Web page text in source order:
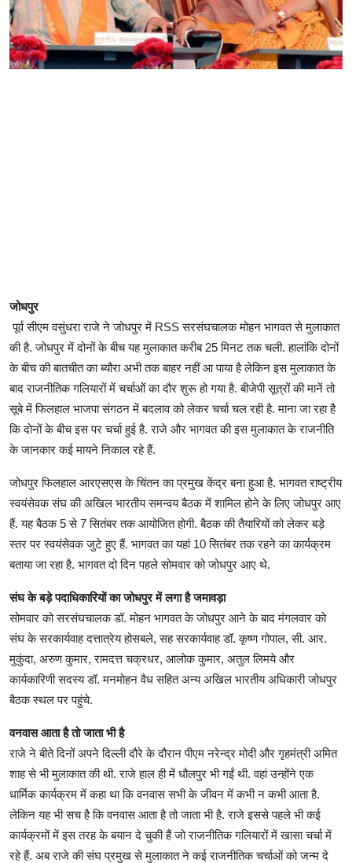
जोधपुर
पूर्व सीएम वसुंधरा राजे ने जोधपुर में RSS सरसंघचालक मोहन भागवत से मुलाकात
की है. जोधपुर में दोनों के बीच यह मुलाकात करीब 25 मिनट तक चली. हालांकि दोनों
के बीच की बातचीत का ब्यौरा अभी तक बाहर नहीं आ पाया है लेकिन इस मुलाकात के
बाद राजनीतिक गलियारों में चर्चाओं का दौर शुरू हो गया है. बीजेपी सूत्रों की मानें तो
सूबे में फिलहाल भाजपा संगठन में बदलाव को लेकर चर्चा चल रही है. माना जा रहा है
कि दोनों के बीच इस पर चर्चा हुई है. राजे और भागवत की इस मुलाकात के राजनीति
के जानकार कई मायने निकाल रहे हैं.
जोधपुर फिलहाल आरएसएस के चिंतन का प्रमुख केंद्र बना हुआ है. भागवत राष्ट्रीय
स्वयंसेवक संघ की अखिल भारतीय समन्वय बैठक में शामिल होने के लिए जोधपुर आए
हैं. यह बैठक 5 से 7 सितंबर तक आयोजित होगी. बैठक की तैयारियों को लेकर बड़े
स्तर पर स्वयंसेवक जुटे हुए हैं. भागवत का यहां 10 सितंबर तक रहने का कार्यक्रम
बताया जा रहा है. भागवत दो दिन पहले सोमवार को जोधपुर आए थे.
संघ के बड़े पदाधिकारियों का जोधपुर में लगा है जमावड़ा
सोमवार को सरसंघचालक डॉ. मोहन भागवत के जोधपुर आने के बाद मंगलवार को
संघ के सरकार्यवाह दत्तात्रेय होसबले, सह सरकार्यवाह डॉ. कृष्ण गोपाल, सी. आर.
मुकुंदा, अरुण कुमार, रामदत्त चक्रधर, आलोक कुमार, अतुल लिमये और
कार्यकारिणी सदस्य डॉ. मनमोहन वैध सहित अन्य अखिल भारतीय अधिकारी जोधपुर
बैठक स्थल पर पहुंचे.
वनवास आता है तो जाता भी है
राजे ने बीते दिनों अपने दिल्ली दौरे के दौरान पीएम नरेन्द्र मोदी और गृहमंत्री अमित
शाह से भी मुलाकात की थी. राजे हाल ही में धौलपुर भी गईं थी. वहां उन्होंने एक
धार्मिक कार्यक्रम में कहा था कि वनवास सभी के जीवन में कभी न कभी आता है.
लेकिन यह भी सच है कि वनवास आता है तो जाता भी है. राजे इससे पहले भी कई
कार्यक्रमों में इस तरह के बयान दे चुकी हैं जो राजनीतिक गलियारों में खासा चर्चा में
रहे हैं. अब राजे की संघ प्रमुख से मुलाकात ने कई राजनीतिक चर्चाओं को जन्म दे